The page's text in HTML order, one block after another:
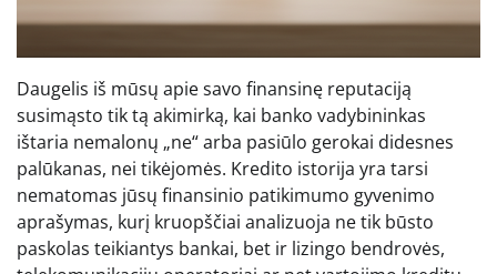
Daugelis iš mūsų apie savo finansinę reputaciją
susimąsto tik tą akimirką, kai banko vadybininkas
ištaria nemalonų „ne“ arba pasiūlo gerokai didesnes
palūkanas, nei tikėjomės. Kredito istorija yra tarsi
nematomas jūsų finansinio patikimumo gyvenimo
aprašymas, kurį kruopščiai analizuoja ne tik būsto
paskolas teikiantys bankai, bet ir lizingo bendrovės,